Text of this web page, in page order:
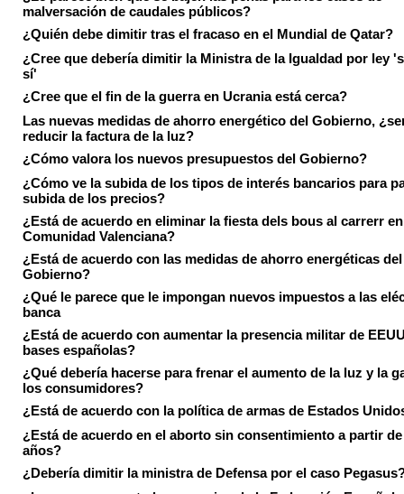
malversación de caudales públicos?
¿Quién debe dimitir tras el fracaso en el Mundial de Qatar?
¿Cree que debería dimitir la Ministra de la Igualdad por ley
sí'
¿Cree que el fin de la guerra en Ucrania está cerca?
Las nuevas medidas de ahorro energético del Gobierno,
reducir la factura de la luz?
¿Cómo valora los nuevos presupuestos del Gobierno?
¿Cómo ve la subida de los tipos de interés bancarios para
subida de los precios?
¿Está de acuerdo en eliminar la fiesta dels bous al carrerr
Comunidad Valenciana?
¿Está de acuerdo con las medidas de ahorro energéticas del
Gobierno?
¿Qué le parece que le impongan nuevos impuestos a las
banca
¿Está de acuerdo con aumentar la presencia militar de
bases españolas?
¿Qué debería hacerse para frenar el aumento de la luz y la
los consumidores?
¿Está de acuerdo con la política de armas de Estados
¿Está de acuerdo en el aborto sin consentimiento a partir
años?
¿Debería dimitir la ministra de Defensa por el caso